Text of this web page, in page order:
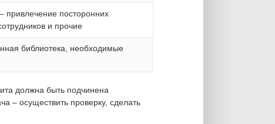
привлечение посторонних
и прочие
библиотека, необходимые
должна быть подчинена
– осуществить проверку, сделать